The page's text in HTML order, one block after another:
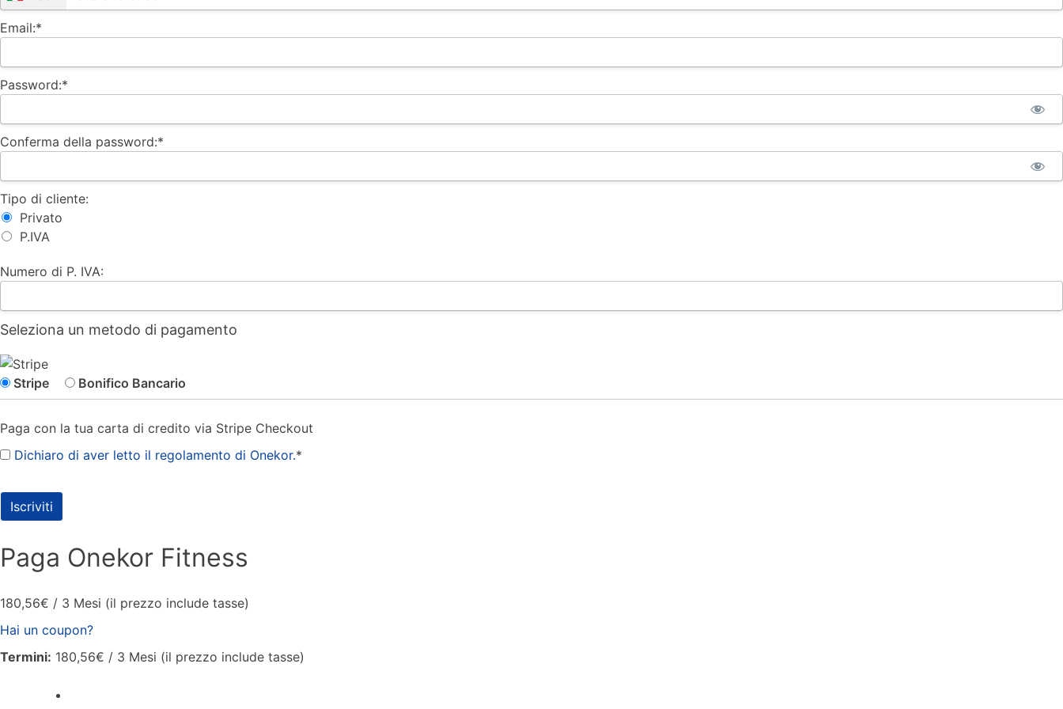
Email:*
Password:*
Conferma della password:*
Tipo di cliente:
Privato
P.IVA
Numero di P. IVA:
Seleziona un metodo di pagamento
Stripe Bonifico Bancario
Paga con la tua carta di credito via Stripe Checkout
Dichiaro di aver letto il regolamento di Onekor.*
Valore mancante
Paga Onekor Fitness
180,56€ / 3 Mesi (il prezzo include tasse)
Hai un coupon?
Termini: 180,56€ / 3 Mesi (il prezzo include tasse)